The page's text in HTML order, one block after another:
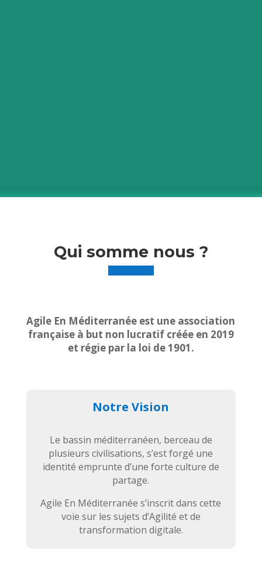
Qui somme nous ?
Agile En Méditerranée est une association
française à but non lucratif créée en 2019
et régie par la loi de 1901.
Notre Vision
Le bassin méditerranéen, berceau de
plusieurs civilisations, s’est forgé une
identité emprunte d’une forte culture de
partage.
Agile En Méditerranée s’inscrit dans cette
voie sur les sujets d’Agilité et de
transformation digitale.